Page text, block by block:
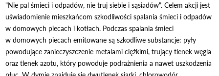
"Nie pal śmieci i odpadów, nie truj siebie i sąsiadów". Celem akcji jest
uświadomienie mieszkańcom szkodliwości spalania śmieci i odpadów
w domowych piecach i kotłach. Podczas spalania śmieci
w domowych piecach emitowane są szkodliwe substancje: pyły
powodujące zanieczyszczenie metalami ciężkimi, trujący tlenek węgla
oraz tlenek azotu, który powoduje podrażnienia a nawet uszkodzenia